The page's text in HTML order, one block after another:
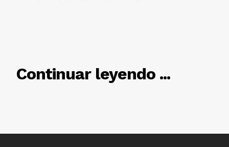
Continuar leyendo ...
RELACIONADO